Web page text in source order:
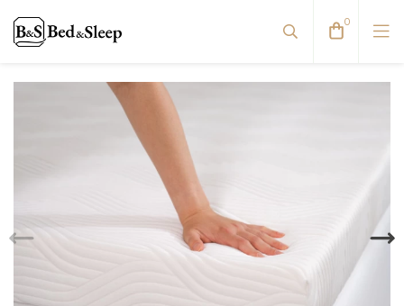
Dvigulės lovos
Reguliuojamos lovos
Viengulės / Sofos-lovos
0